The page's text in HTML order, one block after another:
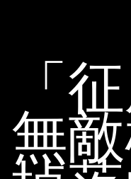
政
並
同
意
將
「
無敵